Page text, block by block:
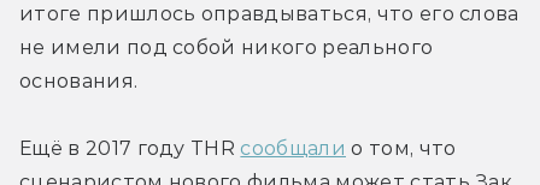
итоге пришлось оправдываться, что его слова
не имели под собой никого реального
основания.
Ещё в 2017 году THR сообщали о том, что